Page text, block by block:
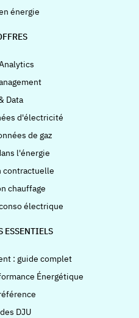
énergie
Data
d'électricité
de gaz
l'énergie
contractuelle
chauffage
électrique
ESSENTIELS
: guide complet
Énergétique
DJU